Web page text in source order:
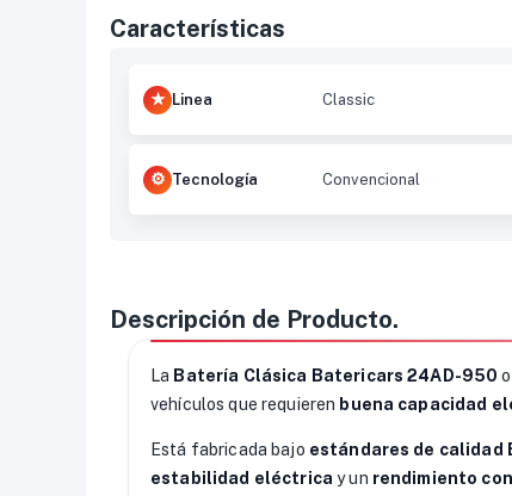
Características
Linea Classic
Tecnología Convencional
Descripción de Producto.
La Batería Clásica Batericars 24AD-950
vehículos que requieren buena capacidad
Está fabricada bajo estándares de calidad
estabilidad eléctrica y un rendimiento